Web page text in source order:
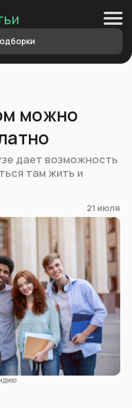
можно
дает возможность
там жить и
21 июля